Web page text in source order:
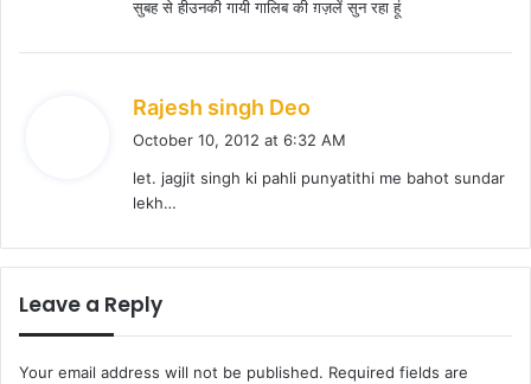
:
सुबह से हीउनकी गायी गालिब की ग़ज़लें सुन रहा हूं
Rajesh singh Deo
s
October 10, 2012 at 6:32 AM
let. jagjit singh ki pahli punyatithi me bahot sundar
lekh…
Leave a Reply
Your email address will not be published. Required fields are